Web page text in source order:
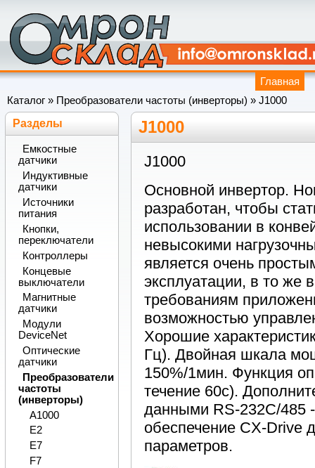
Главная
Каталог » Преобразователи частоты (инверторы) » J1000
J1000
J1000
Основной инвертор.
разработан, чтобы
использовании в
невысокими
является очень
эксплуатации, в то же
требованиям
возможностью
Хорошие
Гц). Двойная шкала
150%/1мин. Функция
течение 60с).
данными RS-232C/485
обеспечение CX-Drive
параметров.
Разделы
Емкостные
датчики
Индуктивные
датчики
Источники
питания
Кнопки,
переключатели
Контроллеры
Концевые
выключатели
Магнитные
датчики
Модули
DeviceNet
Оптические
датчики
Преобразователи
частоты
(инверторы)
A1000
E2
E7
F7